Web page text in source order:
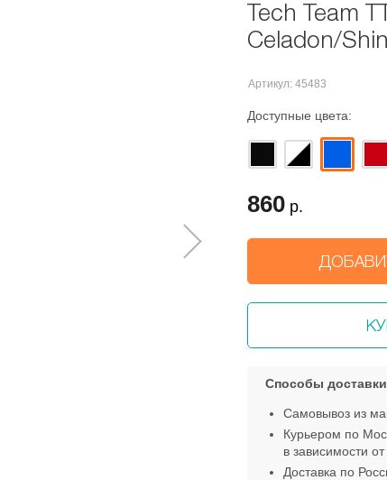
Tech Team
Celadon/
Артикул: 45483
Доступные цвета:
860 р.
Способы
Самовывоз из
Курьером по
в зависимости
Доставка по